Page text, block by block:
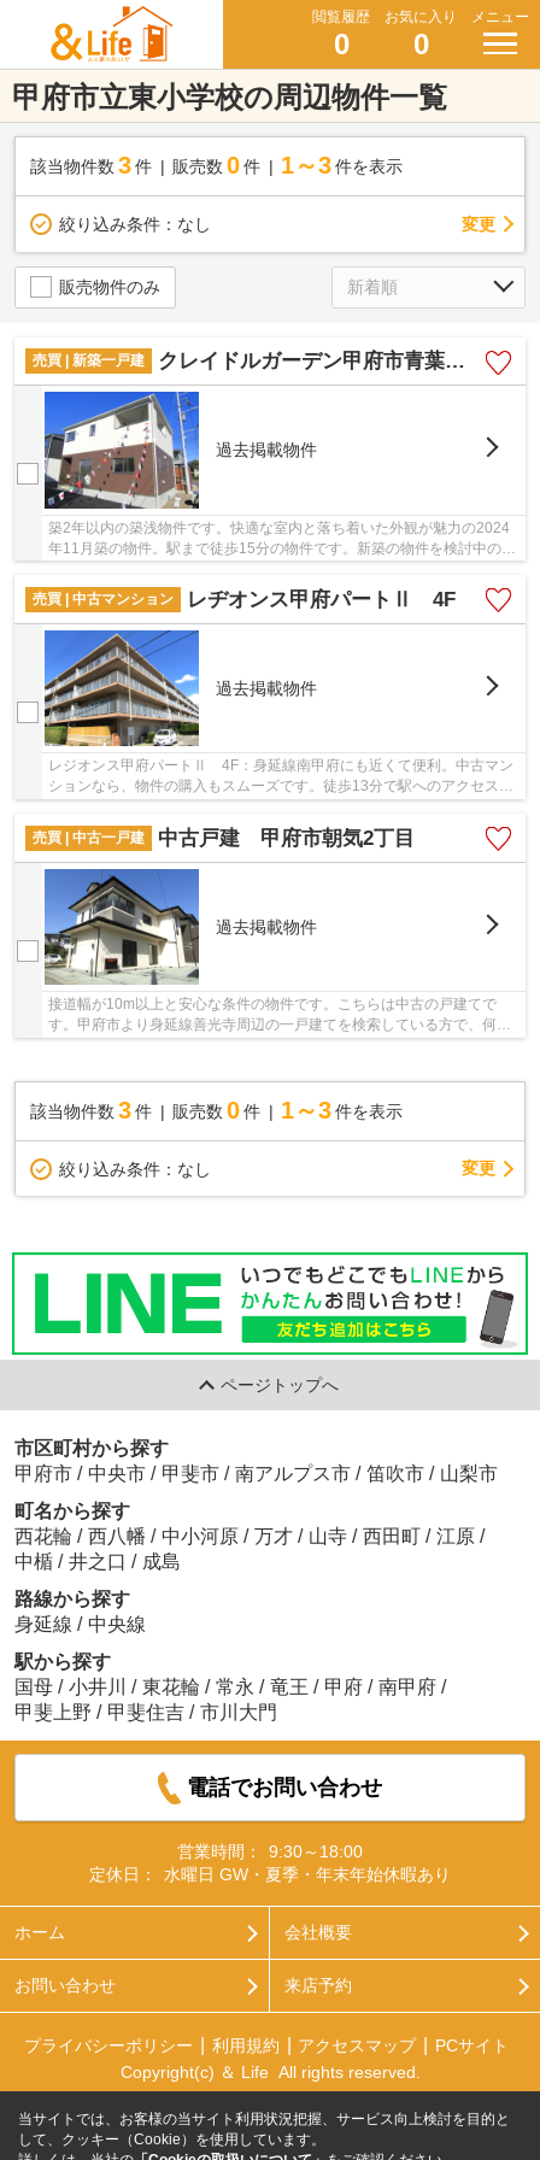
閲覧履歴
0
お気に入り
0
メニュー
甲府市立東小学校の周辺物件一覧
該当物件数 3件 販売数 0 件 1～3 件を表示
絞り込み条件： なし 変更
販売物件のみ
売買 | 新築一戸建 クレイドルガーデン甲府市青葉町第2 1号棟
過去掲載物件
築2年以内の築浅物件です。快適な室内と落ち着いた外観が魅力の2024
年11月築の物件。駅まで徒歩15分の物件です。新築の物件を検討中の方
売買 | 中古マンション
レヂオンス甲府パートⅡ 4F
過去掲載物件
レジオンス甲府パートⅡ 4F：身延線南甲府にも近くて便利。中古マン
ションなら、物件の購入もスムーズです。徒歩13分で駅へのアクセスが
売買 | 中古一戸建
中古戸建 甲府市朝気2丁目
過去掲載物件
接道幅が10m以上と安心な条件の物件です。こちらは中古の戸建てで
す。甲府市より身延線善光寺周辺の一戸建てを検索している方で、何か
該当物件数 3件 販売数 0 件 1～3 件を表示
絞り込み条件： なし 変更
ページトップへ
市区町村から探す
甲府市 / 中央市 / 甲斐市 / 南アルプス市 / 笛吹市 / 山梨市
町名から探す
西花輪 / 西八幡 / 中小河原 / 万才 / 山寺 / 西田町 / 江原 /
中楯 / 井之口 / 成島
路線から探す
身延線 / 中央線
駅から探す
国母 / 小井川 / 東花輪 / 常永 / 竜王 / 甲府 / 南甲府 /
甲斐上野 / 甲斐住吉 / 市川大門
電話でお問い合わせ
営業時間：
9:30～18:00
定休日：
水曜日 GW・夏季・年末年始休暇あり
ホーム 会社概要
お問い合わせ 来店予約
プライバシーポリシー 利用規約 アクセスマップ
PCサイト
Copyright(c) ＆ Life All rights reserved.
当サイトでは、お客様の当サイト利用状況把握、サービス向上検討を目的と
して、クッキー（Cookie）を使用しています。